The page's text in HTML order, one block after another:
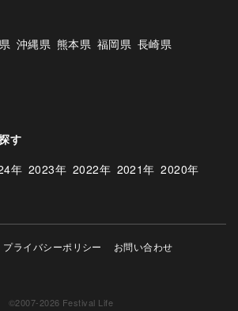
沖縄県 熊本県 福岡県 長崎県
す
年 2023年 2022年 2021年 2020年
プライバシーポリシー お問い合わせ
©2007-2026 Festival Life